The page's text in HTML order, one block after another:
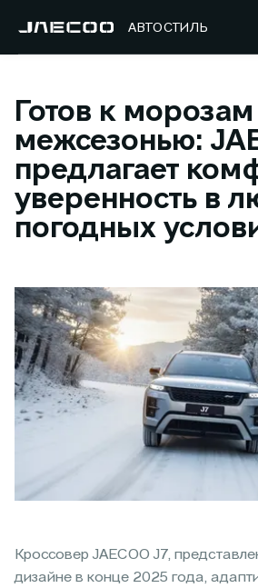
АВТОСТИЛЬ
Готов к морозам
межсезонью:
предлагает
уверенность в
погодных
Кроссовер JAECOO J7,
дизайне в конце 2025 года,